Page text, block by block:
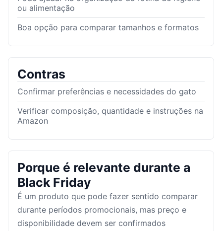
ou alimentação
Boa opção para comparar tamanhos e formatos
Contras
Confirmar preferências e necessidades do gato
Verificar composição, quantidade e instruções na
Amazon
Porque é relevante durante a
Black Friday
É um produto que pode fazer sentido comparar
durante períodos promocionais, mas preço e
disponibilidade devem ser confirmados